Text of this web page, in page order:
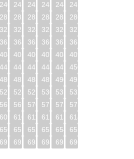
240 241 242 243 244
245
281 282 283 284 285
286
322 323 324 325 326
327
363 364 365 366 367
368
404 405 406 407 408
409
445 446 447 448 449
450
486 487 488 489 490
491
527 528 529 530 531
532
568 569 570 571 572
573
609 610 611 612 613
614
650 651 652 653 654
655
691 692 693 694 695
696